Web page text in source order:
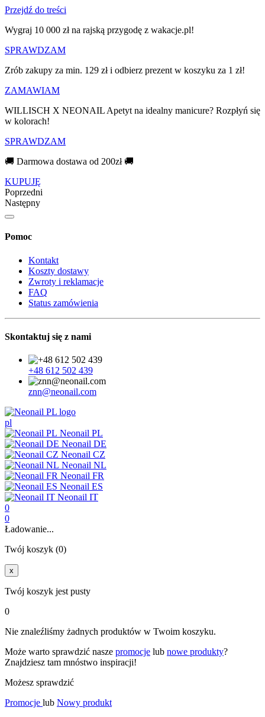
Przejdź do treści
Wygraj 10 000 zł na rajską przygodę z wakacje.pl!​
SPRAWDZAM
Zrób zakupy za min. 129 zł i odbierz prezent w koszyku za 1 zł!
ZAMAWIAM
WILLISCH X NEONAIL Apetyt na idealny manicure? Rozpłyń się
w kolorach!
SPRAWDZAM
🚚 Darmowa dostawa od 200zł 🚚
KUPUJĘ
Poprzedni
Następny
Pomoc
Kontakt
Koszty dostawy
Zwroty i reklamacje
FAQ
Status zamówienia
Skontaktuj się z nami
+48 612 502 439
znn@neonail.com
pl
Neonail PL
Neonail DE
Neonail CZ
Neonail NL
Neonail FR
Neonail ES
Neonail IT
0
0
Ładowanie...
Twój koszyk (0)
x
Twój koszyk jest pusty
0
Nie znaleźliśmy żadnych produktów w Twoim koszyku.
Może warto sprawdzić nasze promocje lub nowe produkty?
Znajdziesz tam mnóstwo inspiracji!
Możesz sprawdzić
Promocje lub Nowy produkt